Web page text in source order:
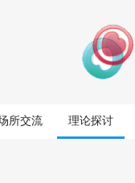
所交流 理论探讨